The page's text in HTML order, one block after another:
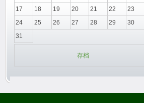
17
18 19 20 21 22
23
24
25 26 27 28 29
30
31
存档